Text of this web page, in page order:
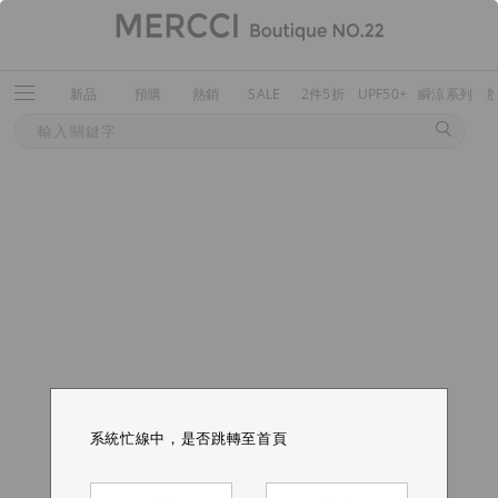
新品 預購 熱銷 SALE 2件5折 UPF50+ 瞬涼系列
系統忙線中，是否跳轉至首頁
系統忙線中，是否跳轉至首頁
系統忙線中，是否跳轉至首頁
系統忙線中，是否跳轉至首頁
系統忙線中，是否跳轉至首頁